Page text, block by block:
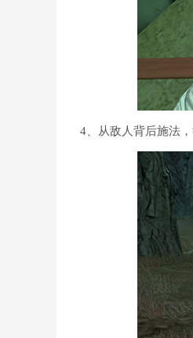
4、从敌人背后施法